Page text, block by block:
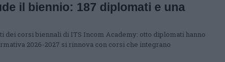
il biennio: 187 diplomati e una
dei corsi biennali di ITS Incom Academy: otto diplomati hanno
2026-2027 si rinnova con corsi che integrano